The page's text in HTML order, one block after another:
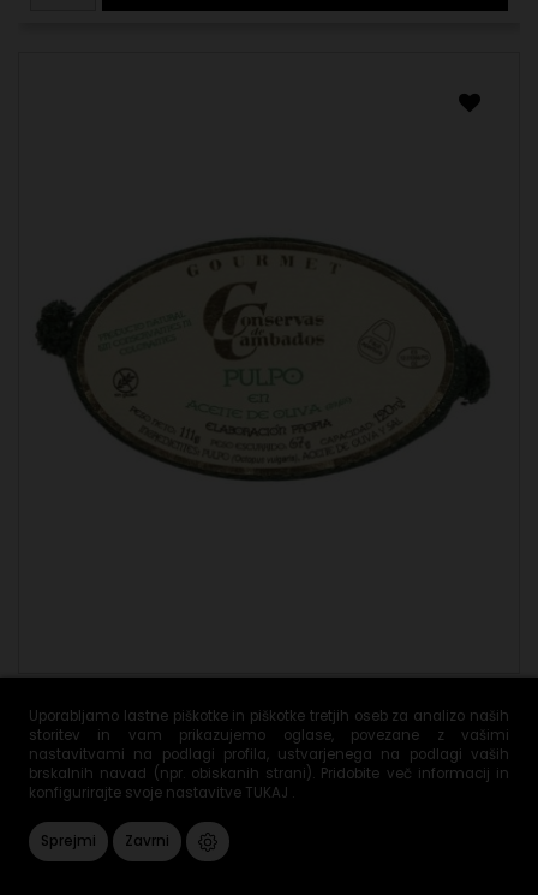
Uporabljamo lastne piškotke in piškotke tretjih oseb za analizo naših
storitev in vam prikazujemo oglase, povezane z vašimi
nastavitvami na podlagi profila, ustvarjenega na podlagi vaših
brskalnih navad (npr. obiskanih strani). Pridobite več informacij in
konfigurirajte svoje nastavitve TUKAJ .
Sprejmi Zavrni
Oljčni hobot 111 g
10,02 €
 DODAJ V KOŠARICO